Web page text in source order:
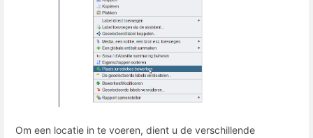
Om een ​​locatie in te voeren, dient u de verschillende